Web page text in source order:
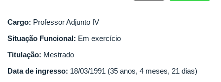
Cargo: Professor Adjunto IV
Situação Funcional: Em exercício
Titulação: Mestrado
Data de ingresso: 18/03/1991 (35 anos, 4 meses, 21 dias)